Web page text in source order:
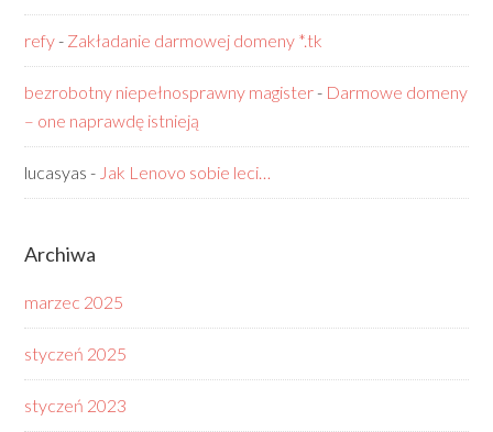
refy- Zakładanie darmowej domeny *.tk
bezrobotny niepełnosprawny magister- Darmowe domeny
– one naprawdę istnieją
lucasyas - Jak Lenovo sobie leci…
Archiwa
marzec 2025
styczeń 2025
styczeń 2023